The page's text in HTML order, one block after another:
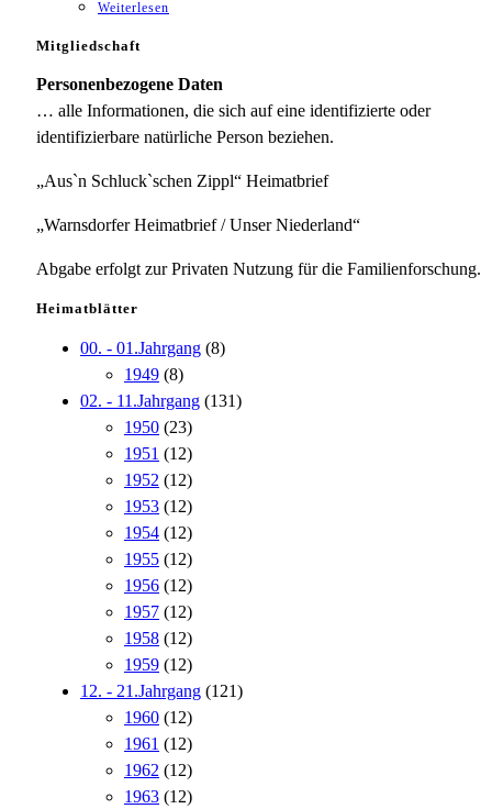
Weiterlesen
Mitgliedschaft
Personenbezogene Daten
… alle Informationen, die sich auf eine identifizierte oder
identifizierbare natürliche Person beziehen.
„Aus`n Schluck`schen Zippl“ Heimatbrief
„Warnsdorfer Heimatbrief / Unser Niederland“
Abgabe erfolgt zur Privaten Nutzung für die Familienforschung.
Heimatblätter
00. - 01.Jahrgang (8)
1949 (8)
02. - 11.Jahrgang (131)
1950 (23)
1951 (12)
1952 (12)
1953 (12)
1954 (12)
1955 (12)
1956 (12)
1957 (12)
1958 (12)
1959 (12)
12. - 21.Jahrgang (121)
1960 (12)
1961 (12)
1962 (12)
1963 (12)